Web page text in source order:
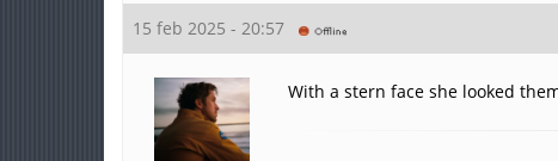
15 feb 2025 - 20:57
With a stern face she looked